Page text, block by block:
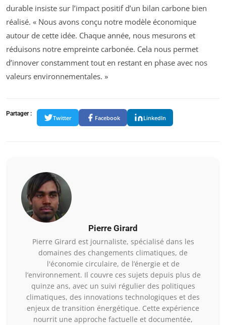
durable insiste sur l’impact positif d’un bilan carbone bien
réalisé. « Nous avons conçu notre modèle économique
autour de cette idée. Chaque année, nous mesurons et
réduisons notre empreinte carbonée. Cela nous permet
d’innover constamment tout en restant en phase avec nos
valeurs environnementales. »
Partager :
Twitter Facebook LinkedIn
Pierre Girard
Pierre Girard est journaliste, spécialisé dans les
domaines des changements climatiques, de
l'économie circulaire, de l’énergie et de
l’environnement. Il couvre ces sujets depuis plus de
quinze ans, avec un suivi régulier des politiques
climatiques, des innovations technologiques et des
enjeux de transition énergétique. Cette expérience
nourrit une approche factuelle et documentée,